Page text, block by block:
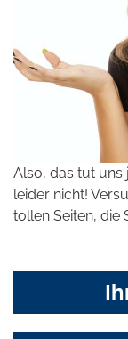
Also, das tut uns
leider nicht!
tollen Seiten, die